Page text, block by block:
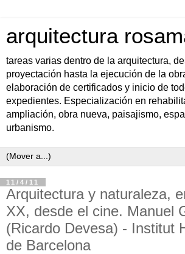
arquitectura
tareas varias dentro de la arquitectura,
proyectación hasta la ejecución de la
elaboración de certificados y inicio de
expedientes. Especialización en
ampliación, obra nueva, paisajismo,
urbanismo.
11/4/11
Arquitectura y naturaleza,
XX, desde el cine. Manuel
(Ricardo Devesa) - Institut
de Barcelona